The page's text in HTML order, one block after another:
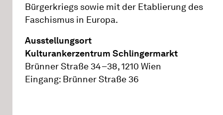
Bürgerkriegs sowie mit der Etablierung des
Faschismus in Europa.
Ausstellungsort
Kulturankerzentrum Schlingermarkt
Brünner Straße 34–38, 1210 Wien
Eingang: Brünner Straße 36